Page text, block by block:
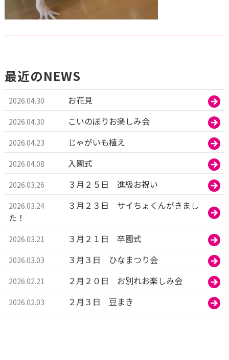
最近のNEWS
2026.04.30 お花見
2026.04.30 こいのぼりお楽しみ会
2026.04.23 じゃがいも植え
2026.04.08 入園式
2026.03.26 ３月２５日 進級お祝い
2026.03.24
３月２３日 サイちょくんがきまし
た！
2026.03.21 ３月２１日 卒園式
2026.03.03 ３月３日 ひなまつり会
2026.02.21 ２月２０日 お別れお楽しみ会
2026.02.03 ２月３日 豆まき